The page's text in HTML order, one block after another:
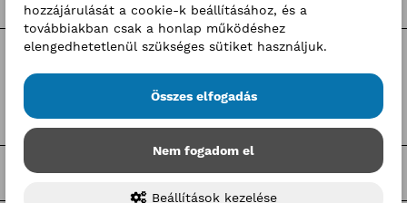
Pályaorientációs hírek
BKIK Szakképzési Iroda pályázatok
hozzájárulását a cookie-k beállításához, és a
továbbiakban csak a honlap működéshez
elengedhetetlenül szükséges sütiket használjuk.
Összes elfogadás
Nem fogadom el
Beállítások kezelése